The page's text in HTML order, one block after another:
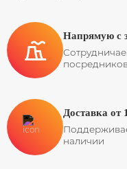
Напрямую с
посредников
Доставка от
наличии